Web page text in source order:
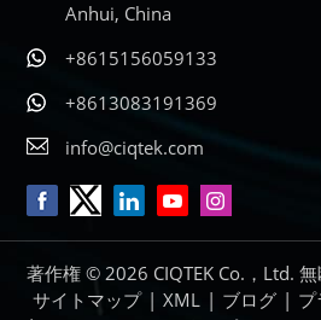
Anhui, China
+8615156059133
+8613083191369
info@ciqtek.com
著作権 © 2026 CIQTEK Co.，Ltd.
サイトマップ | XML | ブログ |